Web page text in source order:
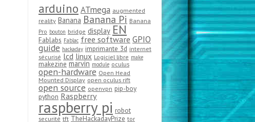
arduino ATmega augmented
reality Banana Banana Pi Banana
Pro bouton bridge display EN
Fablabs Fablac free software GPIO
guide hackaday imprimante 3d internet
sécurisé lcd linux Logiciel libre make
makezine marvin module oculus
open-hardware Open Head
Mounted Display open oculus rift
open source openvpn pip-boy
python Raspberry
raspberry pi robot
securité tft TheHackadayPrize tor